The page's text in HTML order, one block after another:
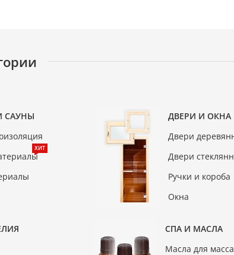
САУНЫ
ХИТ
ДВЕРИ И ОКНА
Двери
Двери
Ручки и короба
Окна
СПА И МАСЛА
Масла для